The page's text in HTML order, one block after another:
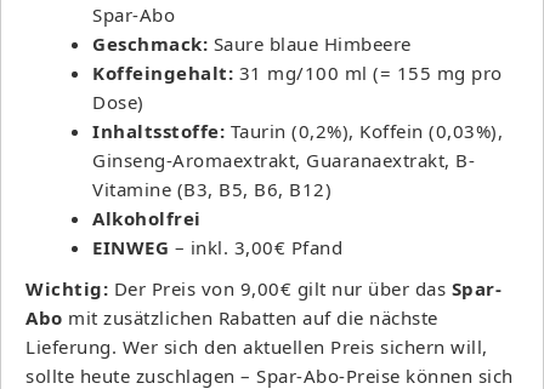
Spar-Abo
Geschmack: Saure blaue Himbeere
Koffeingehalt: 31 mg/100 ml (= 155 mg pro
Dose)
Inhaltsstoffe: Taurin (0,2%), Koffein (0,03%),
Ginseng-Aromaextrakt, Guaranaextrakt, B-
Vitamine (B3, B5, B6, B12)
Alkoholfrei
EINWEG – inkl. 3,00€ Pfand
Wichtig: Der Preis von 9,00€ gilt nur über das Spar-
Abo mit zusätzlichen Rabatten auf die nächste
Lieferung. Wer sich den aktuellen Preis sichern will,
sollte heute zuschlagen – Spar-Abo-Preise können sich